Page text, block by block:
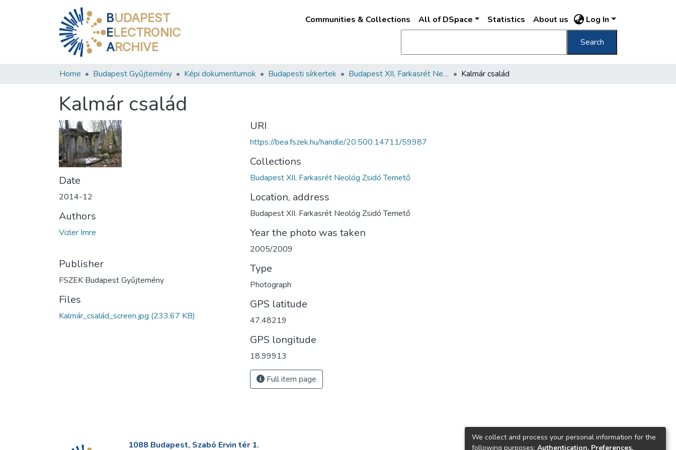
BUDAPEST
ELECTRONIC
ARCHIVE
Communities & Collections All of DSpace Statistics About us Log In
Search
Home Budapest Gyűjtemény Képi dokumentumok Budapesti sírkertek Budapest XII, Farkasrét Neológ Zsidó Temető Kalmár család
Kalmár család
Date
2014-12
Authors
Vizler Imre
Publisher
FSZEK Budapest Gyűjtemény
Files
Kalmár_család_screen.jpg (233.67 KB)
URI
https://bea.fszek.hu/handle/20.500.14711/59987
Collections
Budapest XII, Farkasrét Neológ Zsidó Temető
Location, address
Budapest XII. Farkasrét Neológ Zsidó Temető
Year the photo was taken
2005/2009
Type
Photograph
GPS latitude
47.48219
GPS longitude
18.99913
Full item page
1088 Budapest, Szabó Ervin tér 1.
We collect and process your personal information for the
following purposes: Authentication, Preferences,